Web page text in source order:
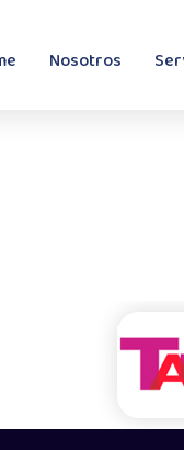
Nosotros